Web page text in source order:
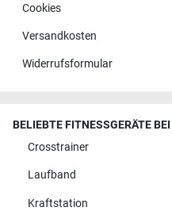
Cookies
Versandkosten
Widerrufsformular
BELIEBTE FITNESSGERÄTE
Crosstrainer
Laufband
Kraftstation